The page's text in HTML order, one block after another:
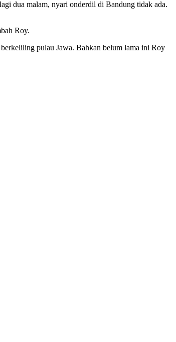
dua malam, nyari onderdil di Bandung tidak ada.
Roy.
pulau Jawa. Bahkan belum lama ini Roy